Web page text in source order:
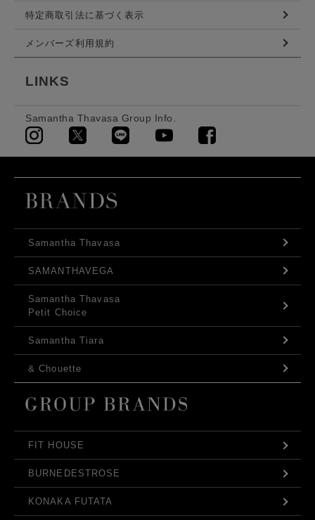
特定商取引法に基づく表示
メンバーズ利用規約
LINKS
Samantha Thavasa Group Info.
Samantha Thavasa
SAMANTHAVEGA
Samantha Thavasa
Petit Choice
Samantha Tiara
& Chouette
FIT HOUSE
BURNEDESTROSE
KONAKA FUTATA